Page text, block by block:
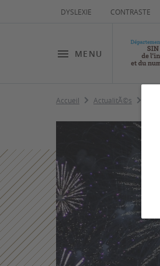
DYSLEXIE CONTRASTE
MENU
Accueil ActualitÃ©s